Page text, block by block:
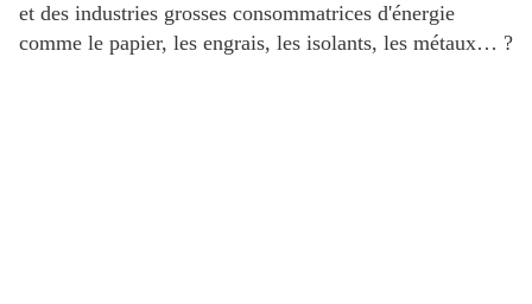
et des industries grosses consommatrices d'énergie
comme le papier, les engrais, les isolants, les métaux… ?